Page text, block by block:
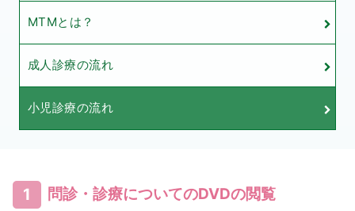
MTMとは？
成人診療の流れ
小児診療の流れ
1 問診・診療についてのDVDの閲覧